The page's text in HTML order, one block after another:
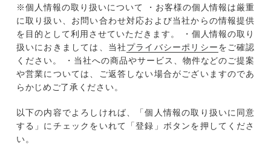
※個人情報の取り扱いについて ・お客様の個人情報は厳重
に取り扱い、お問い合わせ対応および当社からの情報提供
を目的として利用させていただきます。 ・個人情報の取り
扱いにおきましては、当社プライバシーポリシーをご確認
ください。 ・当社への商品やサービス、物件などのご提案
や営業については、ご返答しない場合がございますのであ
らかじめご了承ください。
以下の内容でよろしければ、「個人情報の取り扱いに同意
する」にチェックをいれて「登録」ボタンを押してくださ
い。